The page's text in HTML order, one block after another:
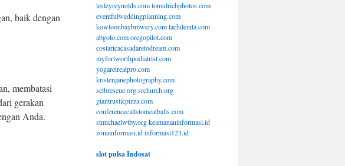
baik dengan
membatasi
gerakan
Anda.
lesleyreynolds.comtomulrichphotos.com
eventfulweddingplanning.com
kowloonbaybrewery.comlachilenita.com
abgolo.comoregopilot.com
costaricacasadaretodream.com
myfortworthpodiatrist.com
yogaretreatpro.com
kristenjanephotography.com
sctbrescue.orgsrchurch.org
giantrusticpizza.com
conferencecallstomeatballs.com
stmichaelwtby.orgkeamananinformasi.id
zonainformasi.idinformasi123.id
slot pulsa Indosat